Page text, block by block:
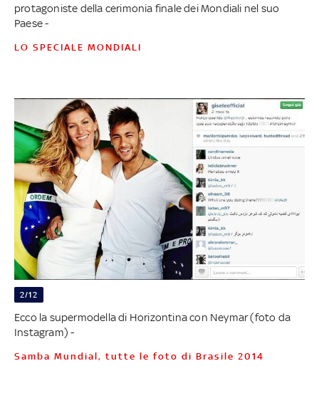
protagoniste della cerimonia finale dei Mondiali nel suo
Paese -
LO SPECIALE MONDIALI
2/12
Ecco la supermodella di Horizontina con Neymar (foto da
Instagram) -
Samba Mundial, tutte le foto di Brasile 2014